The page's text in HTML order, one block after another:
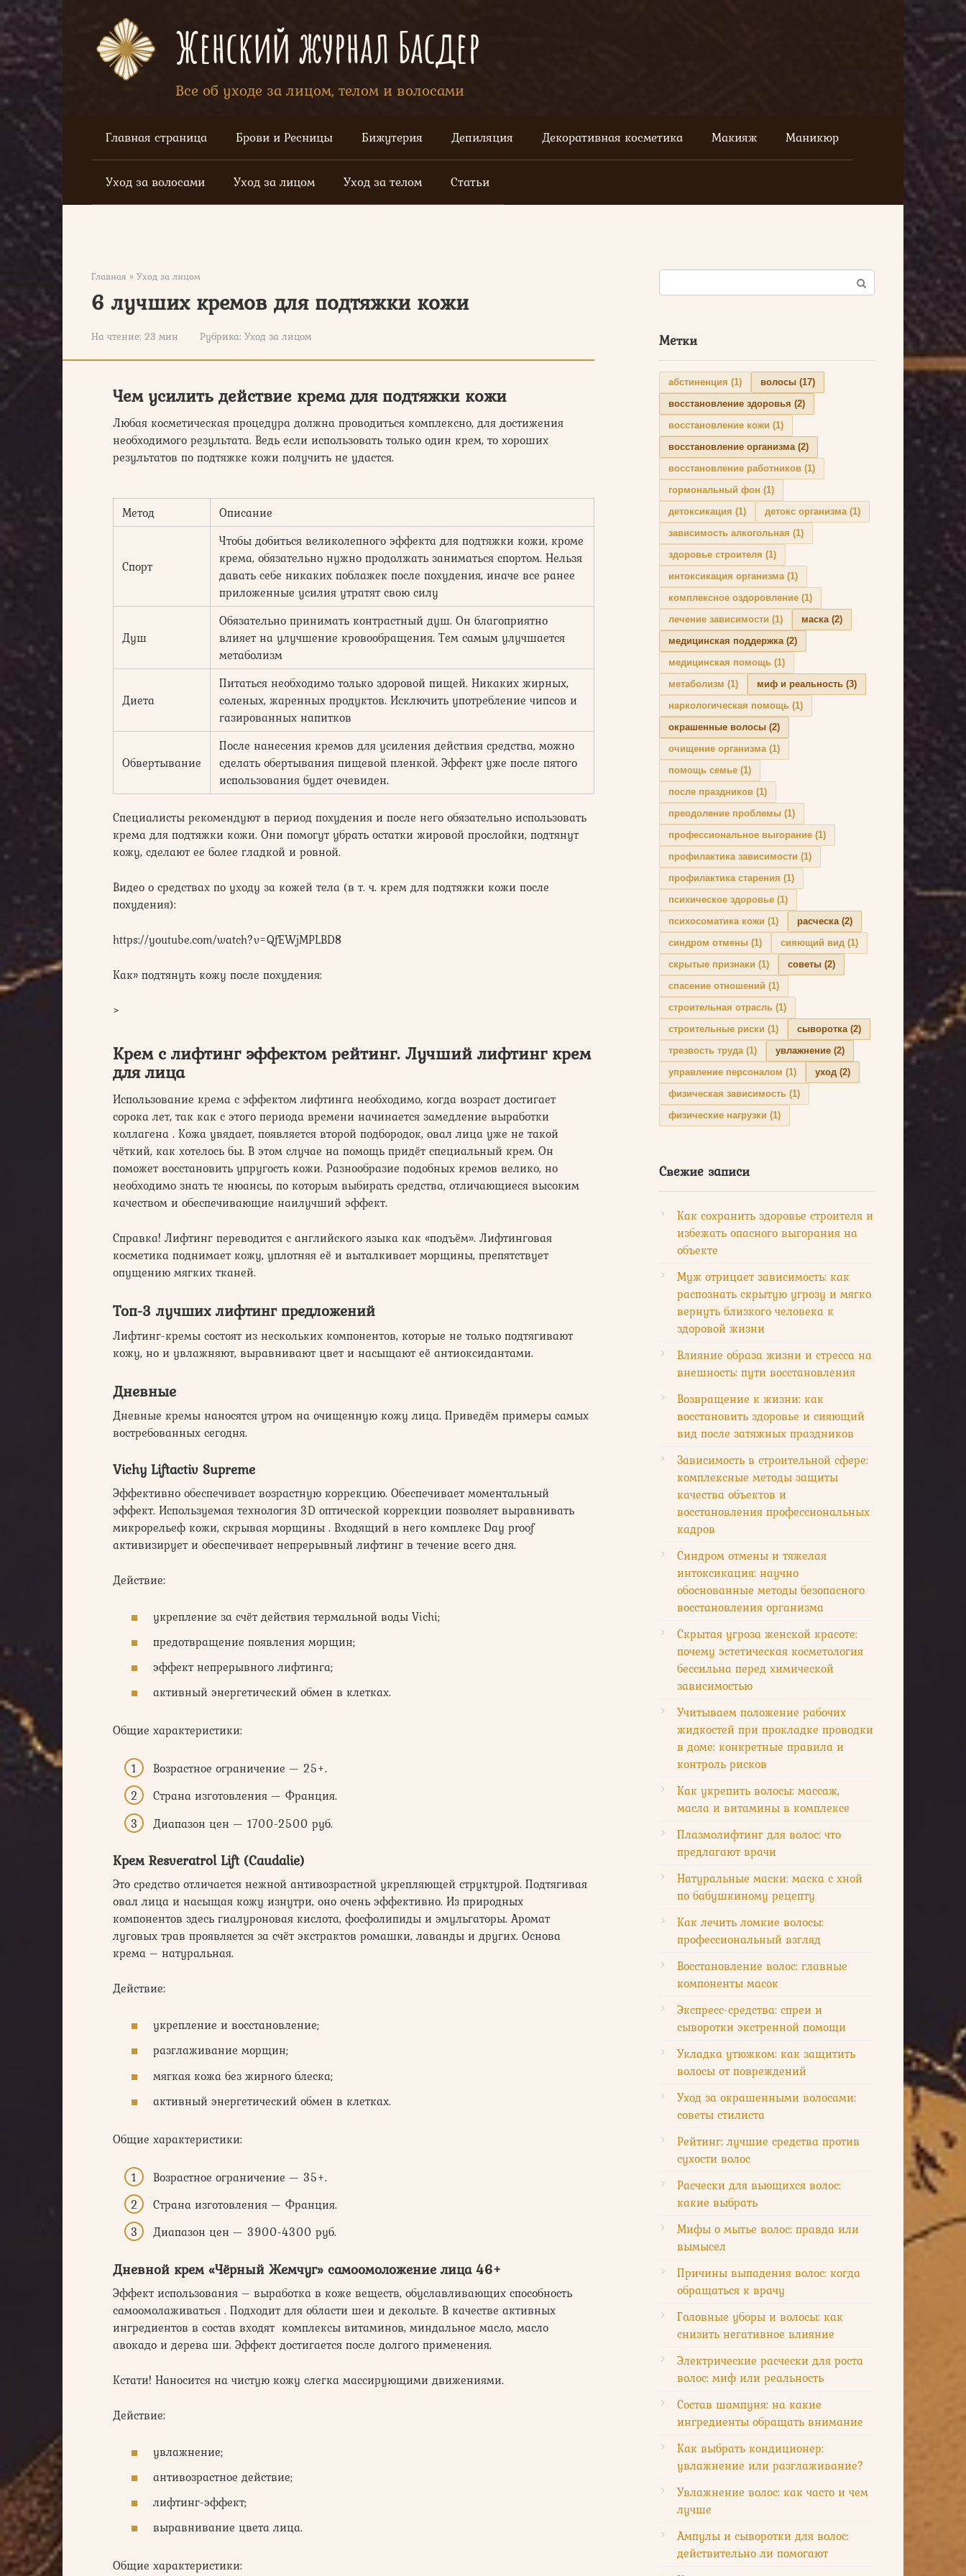
Перейти
к
контенту
Женский журнал Басдер
Все об уходе за лицом, телом и волосами
Главная страница Брови и Ресницы Бижутерия Депиляция Декоративная косметика Макияж Маникюр
Уход за волосами Уход за лицом Уход за телом Статьи
Главная » Уход за лицом
6 лучших кремов для подтяжки кожи
На чтение: 23 мин Рубрика: Уход за лицом
Чем усилить действие крема для подтяжки кожи
Любая косметическая процедура должна проводиться комплексно, для достижения
необходимого результата. Ведь если использовать только один крем, то хороших
результатов по подтяжке кожи получить не удастся.
Метод Описание
Спорт
Чтобы добиться великолепного эффекта для подтяжки кожи, кроме
крема, обязательно нужно продолжать заниматься спортом. Нельзя
давать себе никаких поблажек после похудения, иначе все ранее
приложенные усилия утратят свою силу
Душ
Обязательно принимать контрастный душ. Он благоприятно
влияет на улучшение кровообращения. Тем самым улучшается
метаболизм
Диета
Питаться необходимо только здоровой пищей. Никаких жирных,
соленых, жаренных продуктов. Исключить употребление чипсов и
газированных напитков
Обвертывание
После нанесения кремов для усиления действия средства, можно
сделать обертывания пищевой пленкой. Эффект уже после пятого
использования будет очевиден.
Специалисты рекомендуют в период похудения и после него обязательно использовать
крема для подтяжки кожи. Они помогут убрать остатки жировой прослойки, подтянут
кожу, сделают ее более гладкой и ровной.
Видео о средствах по уходу за кожей тела (в т. ч. крем для подтяжки кожи после
похудения):
https://youtube.com/watch?v=QfEWjMPLBD8
Как» подтянуть кожу после похудения:
>
Крем с лифтинг эффектом рейтинг. Лучший лифтинг крем
для лица
Использование крема с эффектом лифтинга необходимо, когда возраст достигает
сорока лет, так как с этого периода времени начинается замедление выработки
коллагена . Кожа увядает, появляется второй подбородок, овал лица уже не такой
чёткий, как хотелось бы. В этом случае на помощь придёт специальный крем. Он
поможет восстановить упругость кожи. Разнообразие подобных кремов велико, но
необходимо знать те нюансы, по которым выбирать средства, отличающиеся высоким
качеством и обеспечивающие наилучший эффект.
Справка! Лифтинг переводится с английского языка как «подъём». Лифтинговая
косметика поднимает кожу, уплотняя её и выталкивает морщины, препятствует
опущению мягких тканей.
Топ-3 лучших лифтинг предложений
Лифтинг-кремы состоят из нескольких компонентов, которые не только подтягивают
кожу, но и увлажняют, выравнивают цвет и насыщают её антиоксидантами.
Дневные
Дневные кремы наносятся утром на очищенную кожу лица. Приведём примеры самых
востребованных сегодня.
Vichy Liftactiv Supreme
Эффективно обеспечивает возрастную коррекцию. Обеспечивает моментальный
эффект. Используемая технология 3D оптической коррекции позволяет выравнивать
микрорельеф кожи, скрывая морщины . Входящий в него комплекс Day proof
активизирует и обеспечивает непрерывный лифтинг в течение всего дня.
Действие:
укрепление за счёт действия термальной воды Vichi;
предотвращение появления морщин;
эффект непрерывного лифтинга;
активный энергетический обмен в клетках.
Общие характеристики:
Возрастное ограничение — 25+.
Страна изготовления — Франция.
Диапазон цен — 1700-2500 руб.
Крем Resveratrol Lift (Caudalie)
Это средство отличается нежной антивозрастной укрепляющей структурой. Подтягивая
овал лица и насыщая кожу изнутри, оно очень эффективно. Из природных
компонентов здесь гиалуроновая кислота, фосфолипиды и эмульгаторы. Аромат
луговых трав проявляется за счёт экстрактов ромашки, лаванды и других. Основа
крема – натуральная.
Действие:
укрепление и восстановление;
разглаживание морщин;
мягкая кожа без жирного блеска;
активный энергетический обмен в клетках.
Общие характеристики:
Возрастное ограничение — 35+.
Страна изготовления — Франция.
Диапазон цен — 3900-4300 руб.
Дневной крем «Чёрный Жемчуг» самоомоложение лица 46+
Эффект использования – выработка в коже веществ, обуславливающих способность
самоомолаживаться . Подходит для области шеи и декольте. В качестве активных
ингредиентов в состав входят комплексы витаминов, миндальное масло, масло
авокадо и дерева ши. Эффект достигается после долгого применения.
Кстати! Наносится на чистую кожу слегка массирующими движениями.
Действие:
увлажнение;
антивозрастное действие;
лифтинг-эффект;
выравнивание цвета лица.
Общие характеристики:
Поиск:
Метки
абстиненция (1) волосы (17)
восстановление здоровья (2)
восстановление кожи (1)
восстановление организма(2)
восстановление работников (1)
гормональный фон (1)
детоксикация (1) детокс организма(1)
зависимость алкогольная (1)
здоровье строителя (1)
интоксикация организма(1)
комплексное оздоровление (1)
лечение зависимости (1) маска(2)
медицинская поддержка(2)
медицинская помощь (1)
метаболизм (1) миф и реальность (3)
наркологическая помощь (1)
окрашенные волосы (2)
очищение организма(1)
помощь семье (1)
после праздников (1)
преодоление проблемы (1)
профессиональное выгорание (1)
профилактика зависимости (1)
профилактика старения (1)
психическое здоровье (1)
психосоматика кожи (1) расческа(2)
синдром отмены (1) сияющий вид (1)
скрытые признаки (1) советы (2)
спасение отношений (1)
строительная отрасль (1)
строительные риски (1) сыворотка(2)
трезвость труда(1) увлажнение (2)
управление персоналом (1) уход (2)
физическая зависимость (1)
физические нагрузки (1)
Свежие записи
Как сохранить здоровье строителя и
избежать опасного выгорания на
объекте
Муж отрицает зависимость: как
распознать скрытую угрозу и мягко
вернуть близкого человека к
здоровой жизни
Влияние образа жизни и стресса на
внешность: пути восстановления
Возвращение к жизни: как
восстановить здоровье и сияющий
вид после затяжных праздников
Зависимость в строительной сфере:
комплексные методы защиты
качества объектов и
восстановления профессиональных
кадров
Синдром отмены и тяжелая
интоксикация: научно
обоснованные методы безопасного
восстановления организма
Скрытая угроза женской красоте:
почему эстетическая косметология
бессильна перед химической
зависимостью
Учитываем положение рабочих
жидкостей при прокладке проводки
в доме: конкретные правила и
контроль рисков
Как укрепить волосы: массаж,
масла и витамины в комплексе
Плазмолифтинг для волос: что
предлагают врачи
Натуральные маски: маска с хной
по бабушкиному рецепту
Как лечить ломкие волосы:
профессиональный взгляд
Восстановление волос: главные
компоненты масок
Экспресс-средства: спреи и
сыворотки экстренной помощи
Укладка утюжком: как защитить
волосы от повреждений
Уход за окрашенными волосами:
советы стилиста
Рейтинг: лучшие средства против
сухости волос
Расчески для вьющихся волос:
какие выбрать
Мифы о мытье волос: правда или
вымысел
Причины выпадения волос: когда
обращаться к врачу
Головные уборы и волосы: как
снизить негативное влияние
Электрические расчески для роста
волос: миф или реальность
Состав шампуня: на какие
ингредиенты обращать внимание
Как выбрать кондиционер:
увлажнение или разглаживание?
Увлажнение волос: как часто и чем
лучше
Ампулы и сыворотки для волос:
действительно ли помогают